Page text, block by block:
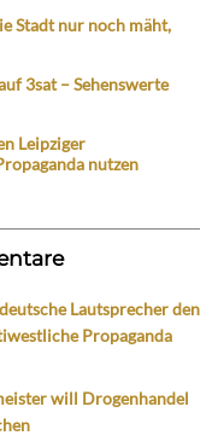
Stadt nur noch mäht,
3sat – Sehenswerte
Leipziger
nutzen
Lautsprecher den
Propaganda
will Drogenhandel